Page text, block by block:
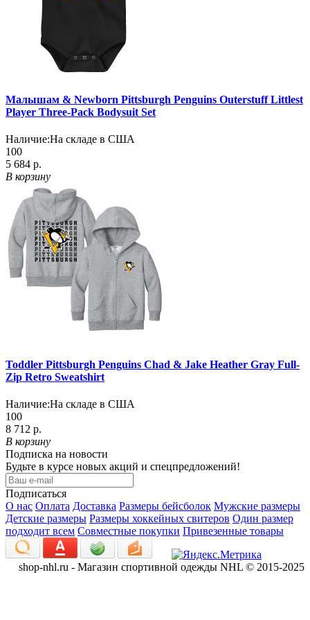
Малышам & Newborn Pittsburgh Penguins Outerstuff Littlest
Player Three-Pack Bodysuit Set
Наличие:На складе в США
100
5 684 р.
В корзину
Toddler Pittsburgh Penguins Chad & Jake Heather Gray Full-
Zip Retro Sweatshirt
Наличие:На складе в США
100
8 712 р.
В корзину
Подписка на новости
Будьте в курсе новых акций и спецпредложений!
Подписаться
О нас Оплата Доставка Размеры бейсболок Мужские размеры
Детские размеры Размеры хоккейных свитеров Один размер
подходит всем Совместные покупки Привезенные товары
shop-nhl.ru - Магазин спортивной одежды NHL © 2015-2025